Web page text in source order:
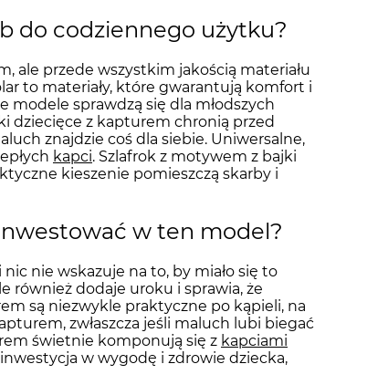
do codziennego użytku?
ale przede wszystkim jakością materiału
to materiały, które gwarantują komfort i
modele sprawdzą się dla młodszych
dziecięce z kapturem chronią przed
znajdzie coś dla siebie. Uniwersalne,
kapci. Szlafrok z motywem z bajki
kieszenie pomieszczą skarby i
w ten model?
nie wskazuje na to, by miało się to
również dodaje uroku i sprawia, że
są niezwykle praktyczne po kąpieli, na
zwłaszcza jeśli maluch lubi biegać
świetnie komponują się z kapciami
w wygodę i zdrowie dziecka,